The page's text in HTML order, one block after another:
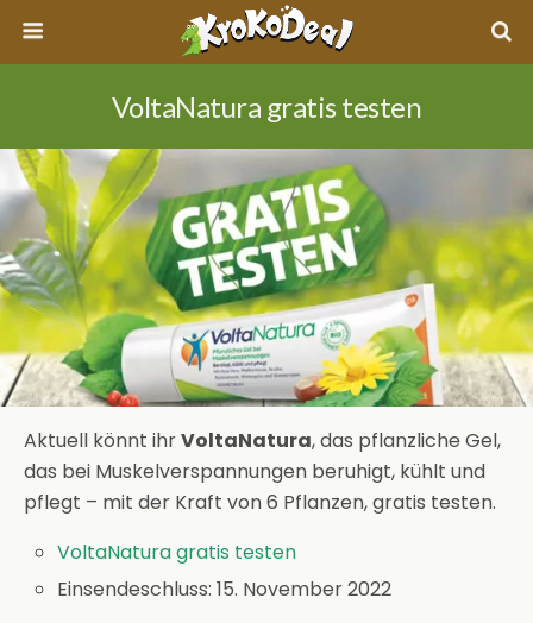
VoltaNatura gratis testen
Aktuell könnt ihrVoltaNatura,das pflanzliche Gel,
das bei Muskelverspannungen beruhigt, kühlt und
pflegt – mit der Kraft von 6 Pflanzen, gratis testen.
VoltaNatura gratis testen
Einsendeschluss: 15. November 2022